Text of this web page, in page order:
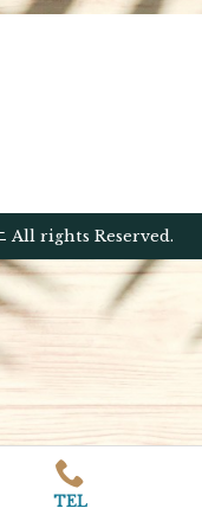
All rights Reserved.
TEL